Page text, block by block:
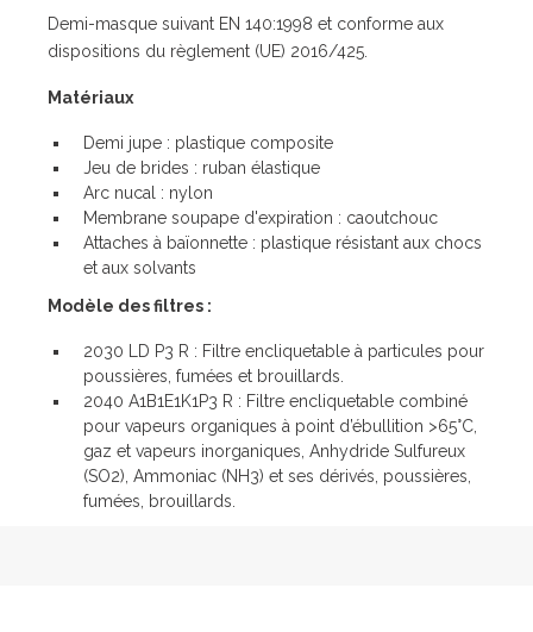
Demi-masque suivant EN 140:1998 et conforme aux
dispositions du règlement (UE) 2016/425.
Matériaux
Demi jupe : plastique composite
Jeu de brides : ruban élastique
Arc nucal : nylon
Membrane soupape d'expiration : caoutchouc
Attaches à baïonnette : plastique résistant aux chocs
et aux solvants
Modèle des filtres :
2030 LD P3 R : Filtre encliquetable à particules pour
poussières, fumées et brouillards.
2040 A1B1E1K1P3 R : Filtre encliquetable combiné
pour vapeurs organiques à point d’ébullition >65°C,
gaz et vapeurs inorganiques, Anhydride Sulfureux
(SO2), Ammoniac (NH3) et ses dérivés, poussières,
fumées, brouillards.